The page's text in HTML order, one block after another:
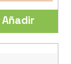
Añadir